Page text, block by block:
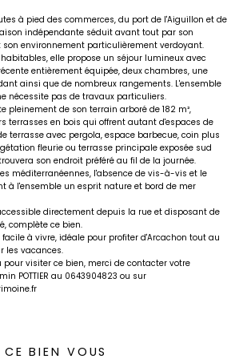
à pied des commerces, du port de l'Aiguillon et de
indépendante séduit avant tout par son
environnement particulièrement verdoyant.
elle propose un séjour lumineux avec
entièrement équipée, deux chambres, une
ainsi que de nombreux rangements. L'ensemble
nécessite pas de travaux particuliers.
pleinement de son terrain arboré de 182 m²,
terrasses en bois qui offrent autant d'espaces de
terrasse avec pergola, espace barbecue, coin plus
fleurie ou terrasse principale exposée sud
son endroit préféré au fil de la journée.
méditerranéennes, l'absence de vis-à-vis et le
à l'ensemble un esprit nature et bord de mer
directement depuis la rue et disposant de
complète ce bien.
à vivre, idéale pour profiter d'Arcachon tout au
les vacances.
pour visiter ce bien, merci de contacter votre
POTTIER au 0643904823 ou sur
CE BIEN VOUS